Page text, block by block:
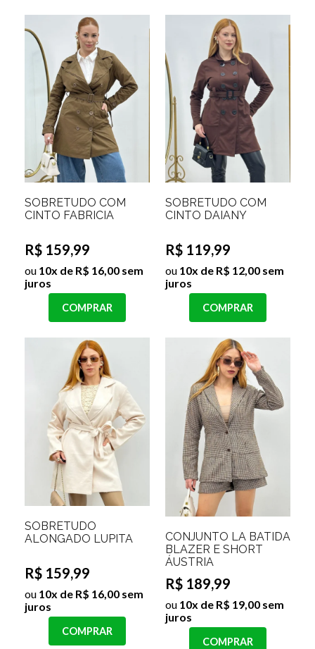
SOBRETUDO COM
CINTO FABRICIA
R$ 159,99
ou 10x de R$ 16,00 sem
juros
COMPRAR
SOBRETUDO COM
CINTO DAIANY
R$ 119,99
ou 10x de R$ 12,00 sem
juros
COMPRAR
SOBRETUDO
ALONGADO LUPITA
R$ 159,99
ou 10x de R$ 16,00 sem
juros
COMPRAR
CONJUNTO LÃ BATIDA
BLAZER E SHORT
ÁUSTRIA
R$ 189,99
ou 10x de R$ 19,00 sem
juros
COMPRAR